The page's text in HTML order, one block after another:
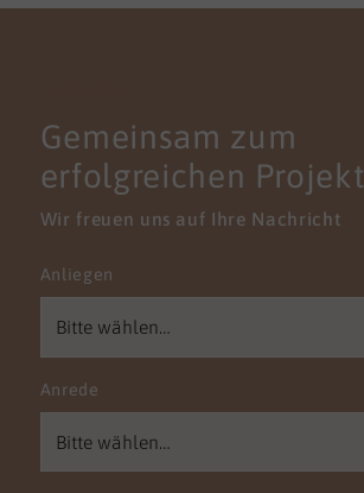
Gemeinsam zum
erfolgreichen Projekt
Wir freuen uns auf Ihre Nachricht
Anliegen
Anrede